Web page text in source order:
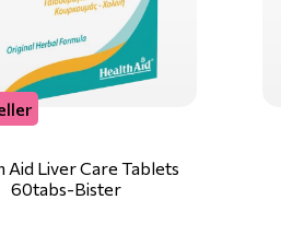
Aid Liver Care Tablets
60tabs-Bister